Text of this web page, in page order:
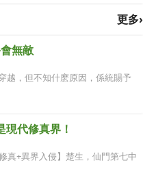
更多›
無敵
越，但不知什麽原因，係統賜予
代修真界！
真+異界入侵】楚生，仙門第七中